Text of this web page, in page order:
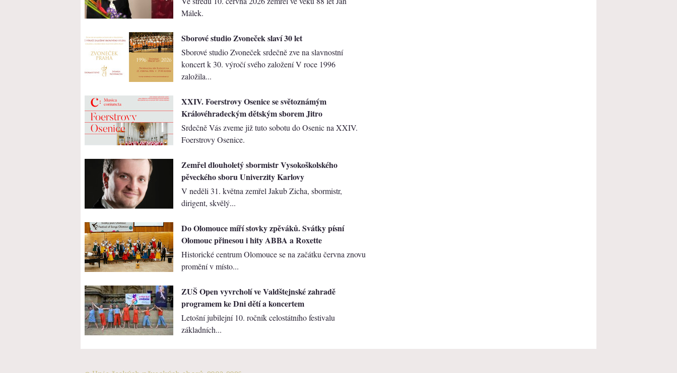
Málek.
Sborové studio Zvoneček slaví 30 let
Sborové studio Zvoneček srdečně zve na slavnostní
koncert k 30. výročí svého založení V roce 1996
založila...
XXIV. Foerstrovy Osenice se světoznámým
Královéhradeckým dětským sborem Jitro
Srdečně Vás zveme již tuto sobotu do Osenic na XXIV.
Foerstrovy Osenice.
Zemřel dlouholetý sbormistr Vysokoškolského
pěveckého sboru Univerzity Karlovy
V neděli 31. května zemřel Jakub Zicha, sbormistr,
dirigent, skvělý...
Do Olomouce míří stovky zpěváků. Svátky písní
Olomouc přinesou i hity ABBA a Roxette
Historické centrum Olomouce se na začátku června znovu
promění v místo...
ZUŠ Open vyvrcholí ve Valdštejnské zahradě
programem ke Dni dětí a koncertem
Letošní jubilejní 10. ročník celostátního festivalu
základních...